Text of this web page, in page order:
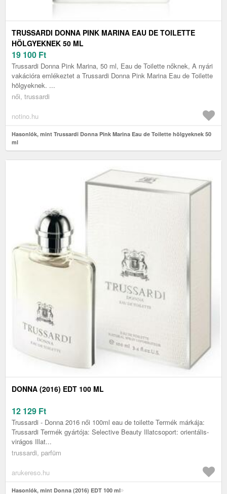
TRUSSARDI DONNA PINK MARINA EAU DE TOILETTE
HÖLGYEKNEK 50 ML
19 100 Ft
Trussardi Donna Pink Marina, 50 ml, Eau de Toilette nőknek, A nyári
vakációra emlékeztet a Trussardi Donna Pink Marina Eau de Toilette
hölgyeknek. ...
női, trussardi
notino.hu
Hasonlók, mint Trussardi Donna Pink Marina Eau de Toilette hölgyeknek 50
ml
DONNA (2016) EDT 100 ML
12 129 Ft
Trussardi - Donna 2016 női 100ml eau de toilette Termék márkája:
Trussardi Termék gyártója: Selective Beauty Illatcsoport: orientális-
virágos Illat...
trussardi, parfüm
arukereso.hu
Hasonlók, mint Donna (2016) EDT 100 ml